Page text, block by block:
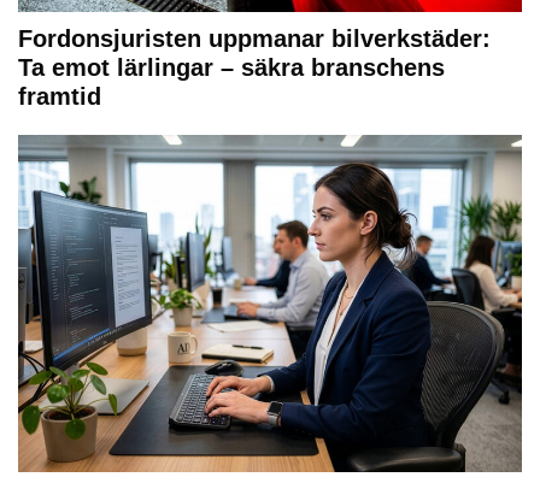
Fordonsjuristen uppmanar bilverkstäder:
Ta emot lärlingar – säkra branschens
framtid